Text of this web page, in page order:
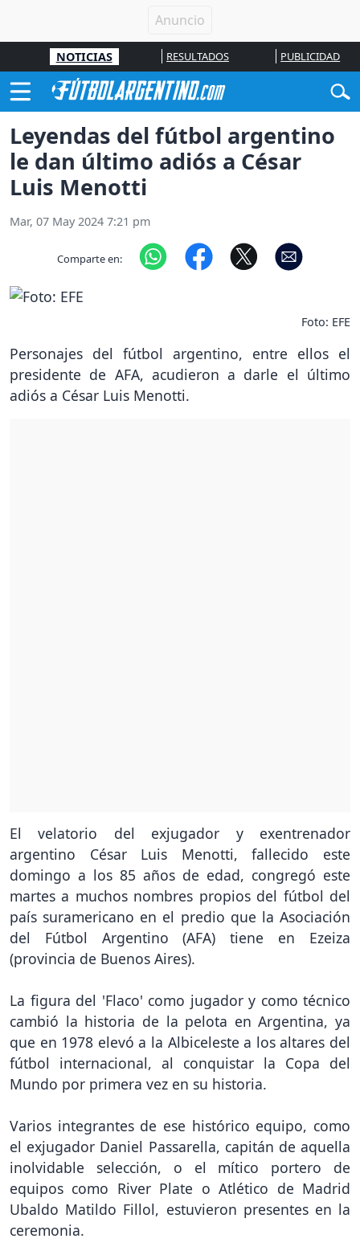
NOTICIAS RESULTADOS PUBLICIDAD
Leyendas del fútbol argentino
le dan último adiós a César
Luis Menotti
Mar, 07 May 2024 7:21 pm
Comparte en:
Foto: EFE
Personajes del fútbol argentino, entre ellos el
presidente de AFA, acudieron a darle el último
adiós a César Luis Menotti.
El velatorio del exjugador y exentrenador
argentino César Luis Menotti, fallecido este
domingo a los 85 años de edad, congregó este
martes a muchos nombres propios del fútbol del
país suramericano en el predio que la Asociación
del Fútbol Argentino (AFA) tiene en Ezeiza
(provincia de Buenos Aires).
La figura del 'Flaco' como jugador y como técnico
cambió la historia de la pelota en Argentina, ya
que en 1978 elevó a la Albiceleste a los altares del
fútbol internacional, al conquistar la Copa del
Mundo por primera vez en su historia.
Varios integrantes de ese histórico equipo, como
el exjugador Daniel Passarella, capitán de aquella
inolvidable selección, o el mítico portero de
equipos como River Plate o Atlético de Madrid
Ubaldo Matildo Fillol, estuvieron presentes en la
ceremonia.